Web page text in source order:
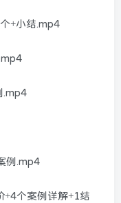
+小结.mp4
.mp4
例.mp4
+4个案例详解+1结